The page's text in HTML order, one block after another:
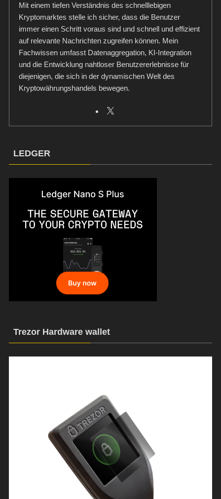
Mit einem tiefen Verständnis des schnelllebigen
Kryptomarktes stelle ich sicher, dass die Benutzer
immer einen Schritt voraus sind und schnell und effizient
auf relevante Nachrichten zugreifen können. Mein
Fachwissen umfasst Datenaggregation, KI-Integration
und die Entwicklung nahtloser Benutzererlebnisse für
diejenigen, die sich in der dynamischen Welt des
Kryptowährungshandels bewegen.
LEDGER
Trezor Hardware wallet